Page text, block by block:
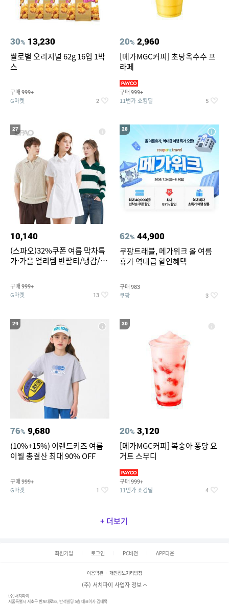
30% 13,230
쌀로별 오리지널 62g 16입 1박
스
구매 999+
G마켓 2
20% 2,960
[메가MGC커피] 초당옥수수 프
라페
구매 999+
11번가 쇼킹딜 5
27
10,140
(스파오)32%쿠폰 여름 막차특
가·가을 얼리템 반팔티/냉감/반
건 외 ~74%OFF
구매 999+
G마켓 13
28
62% 44,900
쿠팡트래블, 메가위크 올 여름
휴가 역대급 할인혜택
구매 983
쿠팡 3
29
76% 9,680
(10%+15%) 이랜드키즈 여름
이월 총결산 최대 90% OFF
구매 999+
G마켓 1
30
20% 3,120
[메가MGC커피] 복숭아 퐁당 요
거트 스무디
구매 999+
11번가 쇼킹딜 4
+ 더보기
회원가입 로그인 PC버전 APP다운
이용약관 개인정보처리방침
(주) 서치파이 사업자 정보
(주)서치파이
서울특별시 서초구 반포대로88, 반석빌딩 5층 대표이사 김태묵